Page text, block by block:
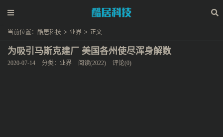
当前位置： 酷居科技 > 业界 > 正文
为吸引马斯克建厂 美国各州使尽浑身解数
2020-07-14 分类： 业界 阅读(2022) 评论(0)